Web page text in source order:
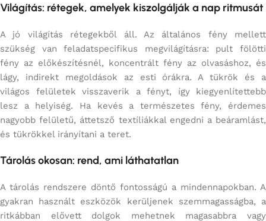
Világítás: rétegek, amelyek kiszolgálják a nap ritmusát
A jó világítás rétegekből áll. Az általános fény mellett
szükség van feladatspecifikus megvilágításra: pult fölötti
fény az előkészítésnél, koncentrált fény az olvasáshoz, és
lágy, indirekt megoldások az esti órákra. A tükrök és a
világos felületek visszaverik a fényt, így kiegyenlítettebb
lesz a helyiség. Ha kevés a természetes fény, érdemes
nagyobb felületű, áttetsző textíliákkal engedni a beáramlást,
és tükrökkel irányítani a teret.
Tárolás okosan: rend, ami láthatatlan
A tárolás rendszere döntő fontosságú a mindennapokban. A
gyakran használt eszközök kerüljenek szemmagasságba, a
ritkábban elővett dolgok mehetnek magasabbra vagy